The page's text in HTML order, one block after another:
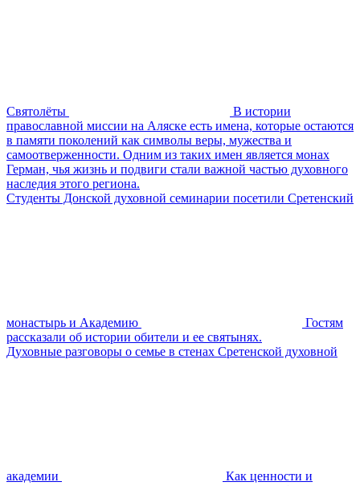
Святолёты
В истории
православной миссии на Аляске есть имена, которые остаются
в памяти поколений как символы веры, мужества и
самоотверженности. Одним из таких имен является монах
Герман, чья жизнь и подвиги стали важной частью духовного
наследия этого региона.
Студенты Донской духовной семинарии посетили Сретенский
монастырь и Академию
Гостям
рассказали об истории обители и ее святынях.
Духовные разговоры о семье в стенах Сретенской духовной
академии
Как ценности и